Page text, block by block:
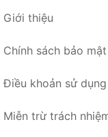
Giới thiệu
Chính sách bảo mật
Điều khoản sử dụng
Miễn trừ trách